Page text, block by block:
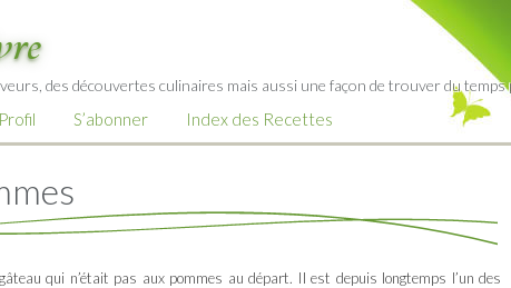
des découvertes culinaires mais aussi une façon de trouver du
Profil S’abonner Index des Recettes
qui n’était pas aux pommes au départ. Il est depuis longtemps l’un des